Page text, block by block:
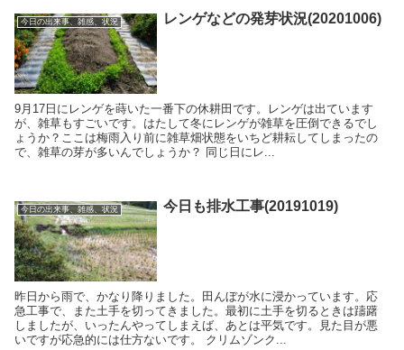
今日の出来事、雑感、状況 レンゲなどの発芽状況(20201006)
9月17日にレンゲを蒔いた一番下の休耕田です。レンゲは出ています
が、雑草もすごいです。はたして冬にレンゲが雑草を圧倒できるでし
ょうか？ここは梅雨入り前に雑草畑状態をいちど耕耘してしまったの
で、雑草の芽が多いんでしょうか？ 同じ日にレ...
今日の出来事、雑感、状況 今日も排水工事(20191019)
昨日から雨で、かなり降りました。田んぼが水に浸かっています。応
急工事で、また土手を切ってきました。最初に土手を切るときは躊躇
しましたが、いったんやってしまえば、あとは平気です。見た目が悪
いですが応急的には仕方ないです。 クリムゾンク...